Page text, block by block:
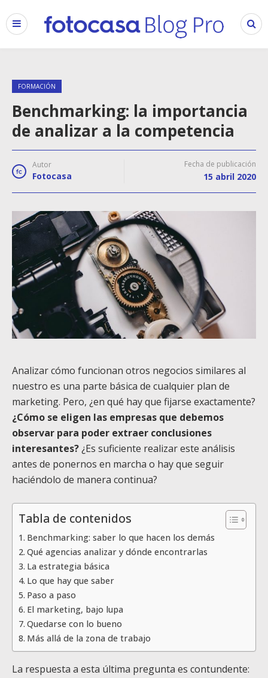
FORMACIÓN
Benchmarking: la importancia
de analizar a la competencia
Autor
Fotocasa
Fecha de publicación
15 abril 2020
Analizar cómo funcionan otros negocios similares al
nuestro es una parte básica de cualquier plan de
marketing. Pero, ¿en qué hay que fijarse exactamente?
¿Cómo se eligen las empresas que debemos
observar para poder extraer conclusiones
interesantes?¿Es suficiente realizar este análisis
antes de ponernos en marcha o hay que seguir
haciéndolo de manera continua?
Tabla de contenidos
Benchmarking: saber lo que hacen los demás
Qué agencias analizar y dónde encontrarlas
La estrategia básica
Lo que hay que saber
Paso a paso
El marketing, bajo lupa
Quedarse con lo bueno
Más allá de la zona de trabajo
La respuesta a esta última pregunta es contundente: